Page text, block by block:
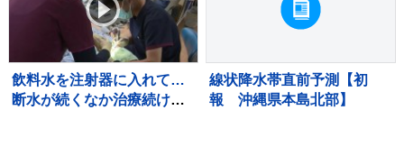
飲料水を注射器に入れて…
断水が続くなか治療続ける
線状降水帯直前予測【初
報 沖縄県本島北部】